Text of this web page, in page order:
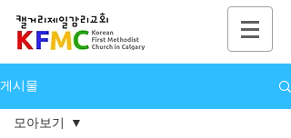
게시물
모아보기